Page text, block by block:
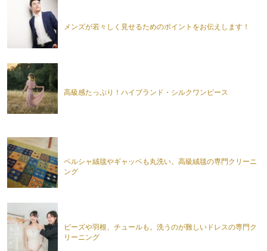
メンズが若々しく見せるためのポイントをお伝えします！
高級感たっぷり！ハイブランド・シルクワンピース
ペルシャ絨毯やギャッベも丸洗い。高級絨毯の専門クリーニ
ング
ビーズや羽根、チュールも。洗うのが難しいドレスの専門ク
リーニング